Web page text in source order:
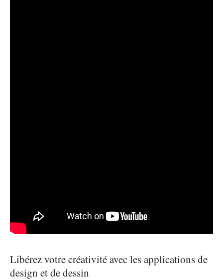
Libérez votre créativité avec les applications de
design et de dessin